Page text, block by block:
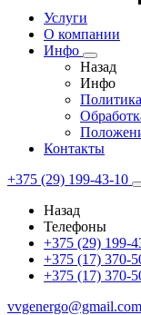
Услуги
О компании
Инфо
Назад
Инфо
Контакты
+375 (29) 199-43-10
Назад
Телефоны
+375 (29) 199-
+375 (17) 370-
+375 (17) 370-
vvgenergo@gmail.com